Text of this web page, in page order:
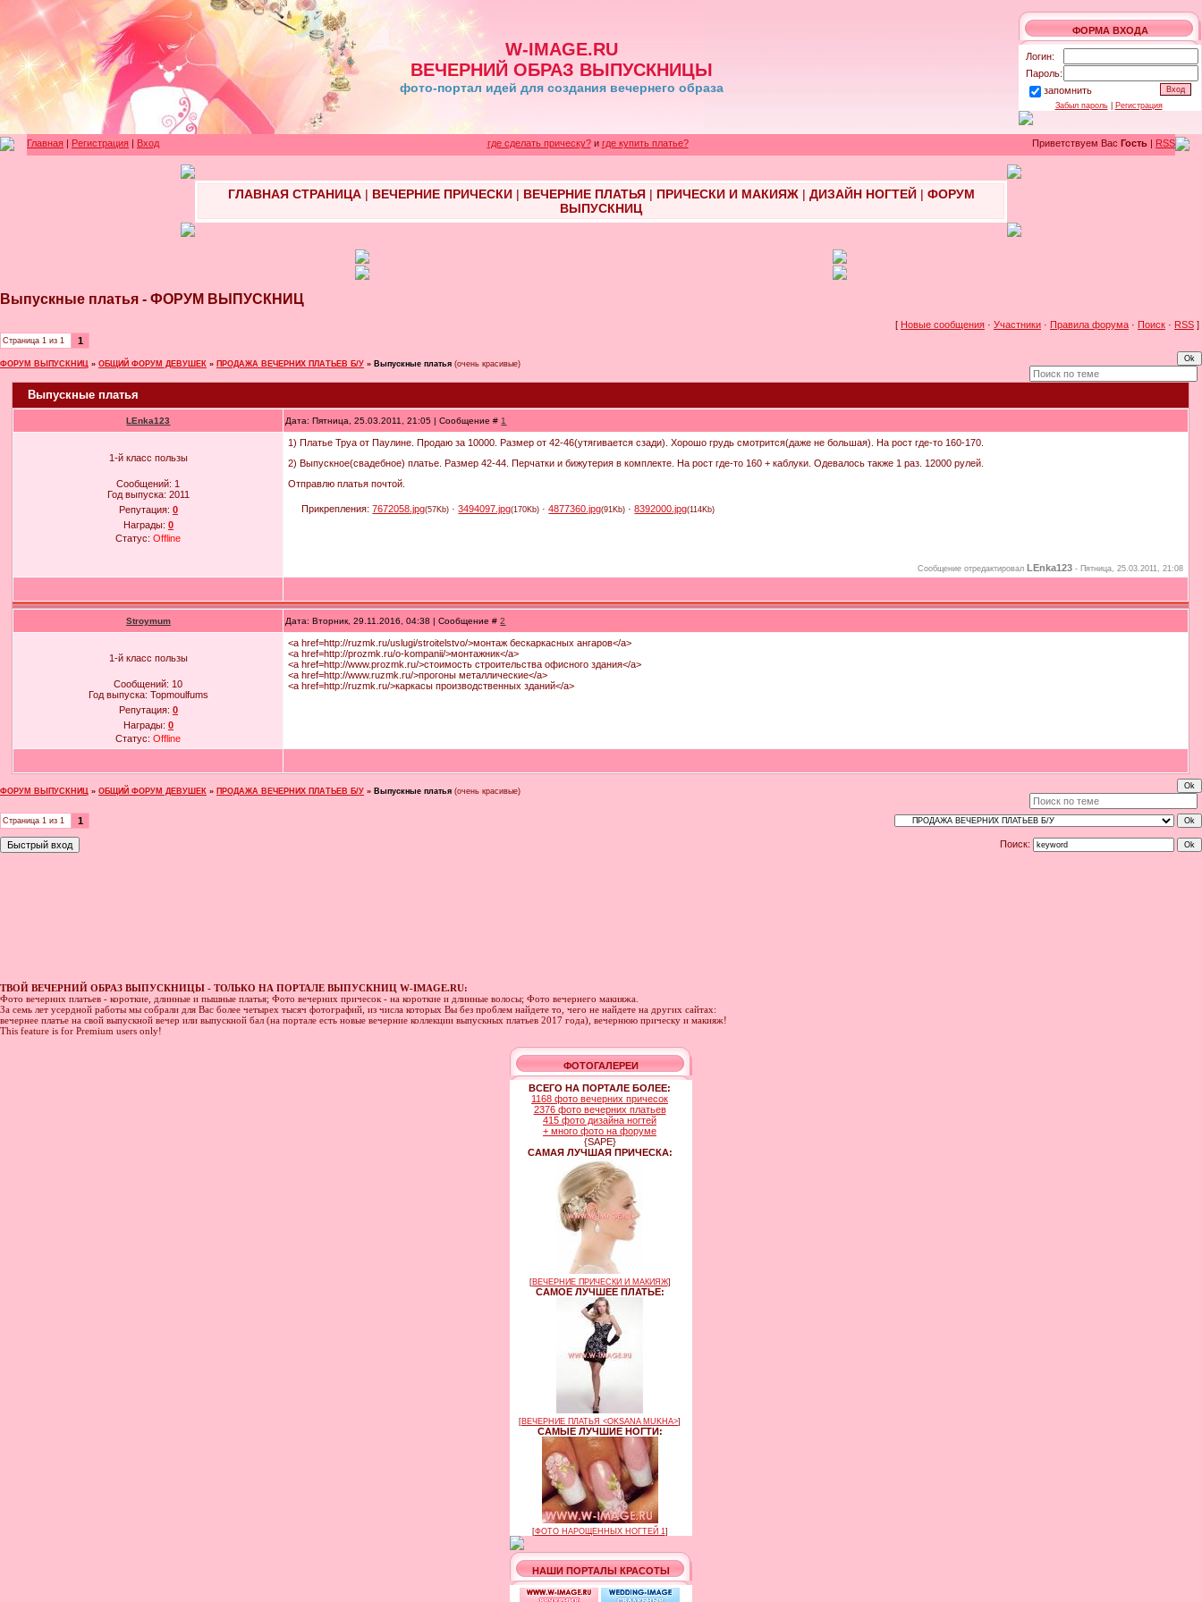
W-IMAGE.RU
ВЕЧЕРНИЙ ОБРАЗ ВЫПУСКНИЦЫ
фото-портал идей для создания вечернего образа
ФОРМА ВХОДА
Логин:
Пароль:
запомнить
Забыл пароль| Регистрация
Главная | Регистрация | Вход где сделать прическу?и где купить платье? Приветствуем Вас Гость | RSS
ГЛАВНАЯ СТРАНИЦА| ВЕЧЕРНИЕ ПРИЧЕСКИ| ВЕЧЕРНИЕ ПЛАТЬЯ| ПРИЧЕСКИ И МАКИЯЖ| ДИЗАЙН НОГТЕЙ| ФОРУМ
ВЫПУСКНИЦ
Выпускные платья - ФОРУМ ВЫПУСКНИЦ
[ Новые сообщения · Участники · Правила форума · Поиск · RSS ]
Страница 1 из 1 1
ФОРУМ ВЫПУСКНИЦ » ОБЩИЙ ФОРУМ ДЕВУШЕК » ПРОДАЖА ВЕЧЕРНИХ ПЛАТЬЕВ Б/У » Выпускные платья (очень красивые)
Выпускные платья
LEnka123 Дата: Пятница, 25.03.2011, 21:05 | Сообщение #1
1-й класс пользы
Сообщений:1
Год выпуска: 2011
Репутация: 0
Награды: 0
Статус:Offline
1) Платье Труа от Паулине. Продаю за 10000. Размер от 42-46(утягивается сзади). Хорошо грудь смотрится(даже не большая). На рост где-то 160-170.
2) Выпускное(свадебное) платье. Размер 42-44. Перчатки и бижутерия в комплекте. На рост где-то 160 + каблуки. Одевалось также 1 раз. 12000 рулей.
Отправлю платья почтой.
Прикрепления:7672058.jpg(57Kb) ·3494097.jpg(170Kb) ·4877360.jpg(91Kb) ·8392000.jpg(114Kb)
Сообщение отредактировал LEnka123 - Пятница, 25.03.2011, 21:08
Stroymum Дата: Вторник, 29.11.2016, 04:38 | Сообщение #2
1-й класс пользы
Сообщений:10
Год выпуска: Topmoulfums
Репутация: 0
Награды: 0
Статус:Offline
<a href=http://ruzmk.ru/uslugi/stroitelstvo/>монтаж бескаркасных ангаров</a>
<a href=http://prozmk.ru/o-kompanii/>монтажник</a>
<a href=http://www.prozmk.ru/>стоимость строительства офисного здания</a>
<a href=http://www.ruzmk.ru/>прогоны металлические</a>
<a href=http://ruzmk.ru/>каркасы производственных зданий</a>
ФОРУМ ВЫПУСКНИЦ » ОБЩИЙ ФОРУМ ДЕВУШЕК » ПРОДАЖА ВЕЧЕРНИХ ПЛАТЬЕВ Б/У » Выпускные платья (очень красивые)
Страница 1 из 1 1
Поиск:
ТВОЙ ВЕЧЕРНИЙ ОБРАЗ ВЫПУСКНИЦЫ - ТОЛЬКО НА ПОРТАЛЕ ВЫПУСКНИЦ W-IMAGE.RU:
Фото вечерних платьев - короткие, длинные и пышные платья; Фото вечерних причесок - на короткие и длинные волосы; Фото вечернего макияжа.
За семь лет усердной работы мы собрали для Вас более четырех тысяч фотографий, из числа которых Вы без проблем найдете то, чего не найдете на других сайтах:
вечернее платье на свой выпускной вечер или выпускной бал (на портале есть новые вечерние коллекции выпускных платьев 2017 года), вечернюю прическу и макияж!
This feature is for Premium users only!
ФОТОГАЛЕРЕИ
ВСЕГО НА ПОРТАЛЕ БОЛЕЕ:
1168 фото вечерних причесок
2376 фото вечерних платьев
415 фото дизайна ногтей
+ много фото на форуме
{SAPE}
САМАЯ ЛУЧШАЯ ПРИЧЕСКА:
[ВЕЧЕРНИЕ ПРИЧЕСКИ И МАКИЯЖ]
САМОЕ ЛУЧШЕЕ ПЛАТЬЕ:
[ВЕЧЕРНИЕ ПЛАТЬЯ <OKSANA MUKHA>]
САМЫЕ ЛУЧШИЕ НОГТИ:
[ФОТО НАРОЩЕННЫХ НОГТЕЙ 1]
НАШИ ПОРТАЛЫ КРАСОТЫ